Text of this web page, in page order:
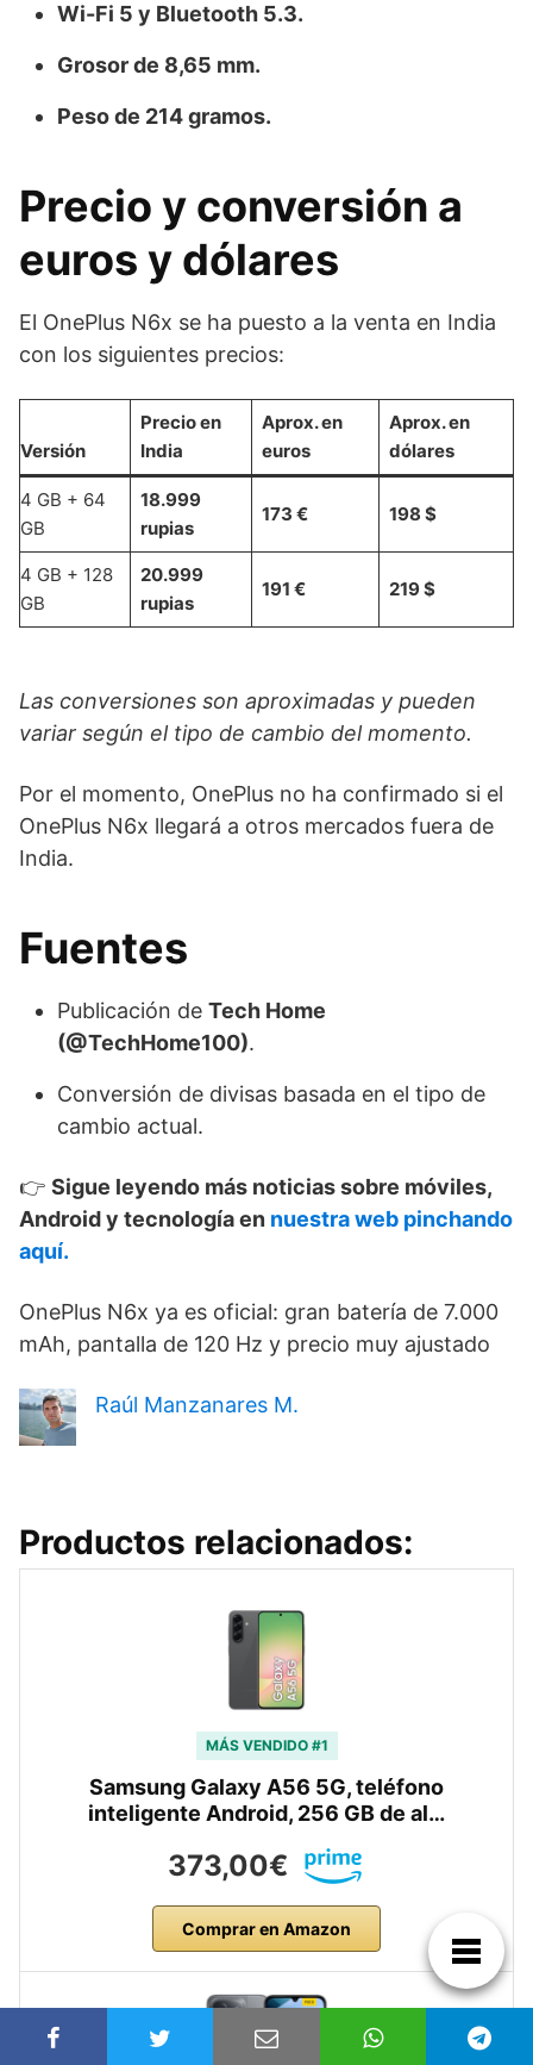
Wi-Fi 5 y Bluetooth 5.3.
Grosor de 8,65 mm.
Peso de 214 gramos.
Precio y conversión a
euros y dólares
El OnePlus N6x se ha puesto a la venta en India
con los siguientes precios:
Versión
Precio en
India
Aprox. en
euros
Aprox. en
dólares
4 GB + 64
GB
18.999
rupias
173 € 198 $
4 GB + 128
GB
20.999
rupias
191 € 219 $
Las conversiones son aproximadas y pueden
variar según el tipo de cambio del momento.
Por el momento, OnePlus no ha confirmado si el
OnePlus N6x llegará a otros mercados fuera de
India.
Fuentes
Publicación de Tech Home
(@TechHome100).
Conversión de divisas basada en el tipo de
cambio actual.
👉 Sigue leyendo más noticias sobre móviles,
Android y tecnología en nuestra web pinchando
aquí.
OnePlus N6x ya es oficial: gran batería de 7.000
mAh, pantalla de 120 Hz y precio muy ajustado
Raúl Manzanares M.
Productos relacionados:
MÁS VENDIDO #1
Samsung Galaxy A56 5G, teléfono
inteligente Android, 256 GB de al…
373,00€
Comprar en Amazon